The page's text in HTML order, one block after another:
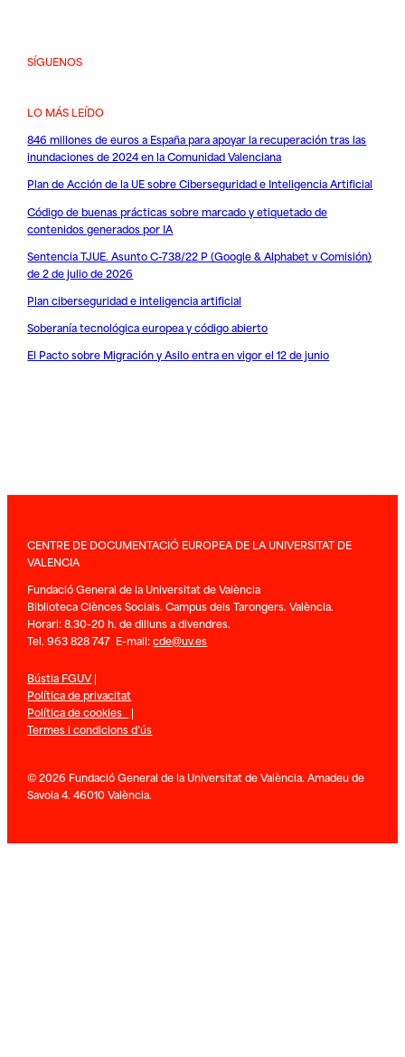
SÍGUENOS
LO MÁS LEÍDO
846 millones de euros a España para apoyar la recuperación tras las
inundaciones de 2024 en la Comunidad Valenciana
Plan de Acción de la UE sobre Ciberseguridad e Inteligencia Artificial
Código de buenas prácticas sobre marcado y etiquetado de
contenidos generados por IA
Sentencia TJUE. Asunto C-738/22 P (Google & Alphabet v Comisión)
de 2 de julio de 2026
Plan ciberseguridad e inteligencia artificial
Soberanía tecnológica europea y código abierto
El Pacto sobre Migración y Asilo entra en vigor el 12 de junio
CENTRE DE DOCUMENTACIÓ EUROPEA DE LA UNIVERSITAT DE
VALENCIA
Fundació General de la Universitat de València
Biblioteca Ciènces Socials. Campus dels Tarongers. València.
Horari: 8.30-20 h. de dilluns a divendres.
Tel. 963 828 747 E-mail:cde@uv.es
Bústia FGUV|
Política de privacitat
Política de cookies |
Termes i condicions d’ús
© 2026 Fundació General de la Universitat de València. Amadeu de
Savoia 4. 46010 València.